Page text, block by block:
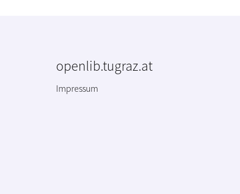
openlib.tugraz.at
Impressum